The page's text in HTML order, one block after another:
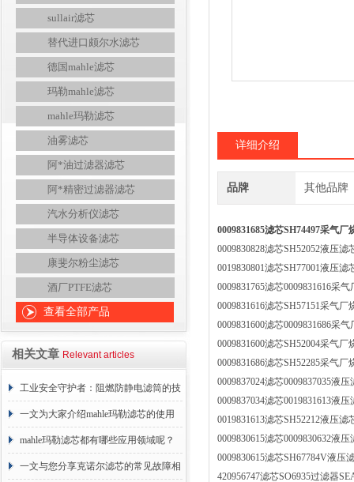
sullair滤芯
替代进口颇尔水滤芯
德国mahle滤芯
玛勒mahle滤芯
mahle玛勒滤芯
油雾滤芯
阿*油过滤器滤芯
阿*精密过滤器滤芯
汽水分析仪滤芯
半导体设备滤芯
康斐尔粉尘滤芯
酒厂PTFE滤芯
查看全部产品
相关文章 Relevant articles
工业安全守护者：阻燃防静电滤筒的技
术原理与应用解析
一文为大家介绍mahle玛勒滤芯的使用
原理
mahle玛勒滤芯都有哪些应用领域呢？
一文与您分享克诺尔滤芯的常见故障相
详细介绍
品牌 其他品牌
0009831685滤芯SH74497采气厂
0009830828滤芯SH52052液压
0019830801滤芯SH77001液压
0009831765滤芯0009831616
0009831616滤芯SH57151采气
0009831600滤芯0009831686
0009831600滤芯SH52004采气
0009831686滤芯SH52285采气
0009837024滤芯0009837035液
0009837034滤芯0019831613液
0019831613滤芯SH52212液压
0009830615滤芯0009830632液
0009830615滤芯SH67784V液
420956747滤芯SO6935过滤器